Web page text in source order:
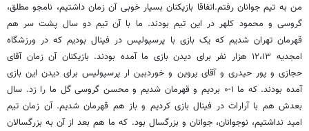
من به تیم جوانان رفتم.اتفاقا بازیکنان بسیار خوبی آن زمان داشتیم، نامجو مطلق،
گروسی و محمود کلهر در این تیم بودند. ما با آن تیم دو سال پشت سر هم
قهرمان تهران شدیم که یک بازی با پرسپولیس در فینال بودیم که در ورزشگاه
امجدیه ۱۲،۱۳ هزار نفر برای دیدن بازی ما آمده بودند. بازیکنان آن زمان آقای
حجازی و پور حیدری و آقای پروین و خوردبین ار پرسپولیس برای دیدن این بازی
آمده بودند. که ما ۱-۰ بردیم و قهرمان شدیم و محسن گروسی گل ما را زد. سال
بعدش هم با آرارات در فینال بازی کردیم و باز هم قهرمان شدیم. آن زمان تیم
امید نداشتیم، نوجوانان، جوانان و بزرگسال بود. که ما هم بعد از آن به بزرگسالان